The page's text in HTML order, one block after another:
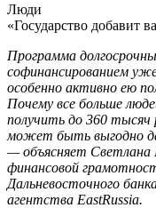
Люди
«Государство добавит
Программа
софинансированием
особенно активно ею
Почему все больше
получить до 360 тысяч
может быть выгодно
— объясняет Светлана
финансовой
Дальневосточного
агентства EastRussia.